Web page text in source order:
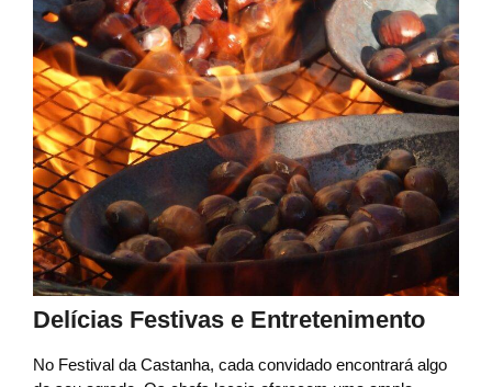
Delícias Festivas e Entretenimento
No Festival da Castanha, cada convidado encontrará algo